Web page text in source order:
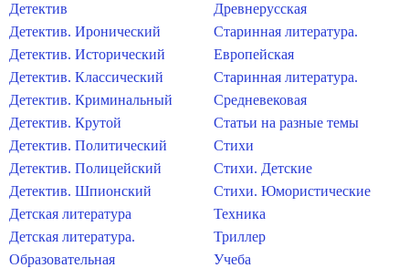
Детектив
Детектив. Иронический
Детектив. Исторический
Детектив. Классический
Детектив. Криминальный
Детектив. Крутой
Детектив. Политический
Детектив. Полицейский
Детектив. Шпионский
Детская литература
Детская литература.
Образовательная
Древнерусская
Старинная литература.
Европейская
Старинная литература.
Средневековая
Статьи на разные темы
Стихи
Стихи. Детские
Стихи. Юмористические
Техника
Триллер
Учеба